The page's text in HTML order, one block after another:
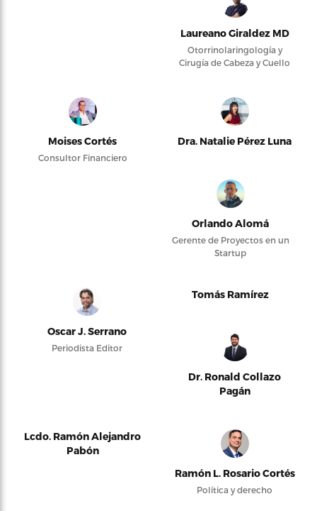
Laureano Giraldez MD
Otorrinolaringología y
Cirugía de Cabeza y Cuello
Moises Cortés
Consultor Financiero
Dra. Natalie Pérez Luna
Orlando Alomá
Gerente de Proyectos en un
Startup
Oscar J. Serrano
Periodista Editor
Tomás Ramírez
Dr. Ronald Collazo
Pagán
Lcdo. Ramón Alejandro
Pabón
Ramón L. Rosario Cortés
Política y derecho